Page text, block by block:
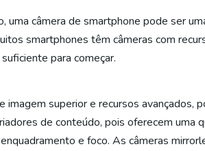
câmera de smartphone pode ser
smartphones têm câmeras com
para começar.
superior e recursos avançados,
de conteúdo, pois oferecem uma
e foco. As câmeras